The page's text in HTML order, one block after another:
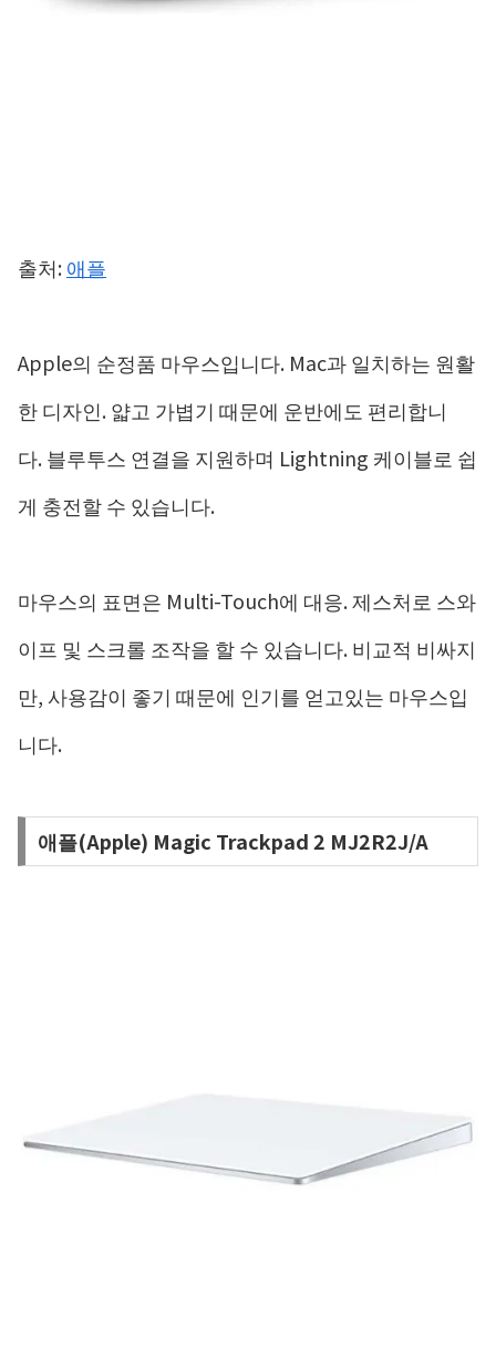
출처:애플
Apple의 순정품 마우스입니다. Mac과 일치하는 원활
한 디자인. 얇고 가볍기 때문에 운반에도 편리합니
다. 블루투스 연결을 지원하며 Lightning 케이블로 쉽
게 충전할 수 있습니다.
마우스의 표면은 Multi-Touch에 대응. 제스처로 스와
이프 및 스크롤 조작을 할 수 있습니다. 비교적 비싸지
만, 사용감이 좋기 때문에 인기를 얻고있는 마우스입
니다.
애플(Apple) Magic Trackpad 2 MJ2R2J/A